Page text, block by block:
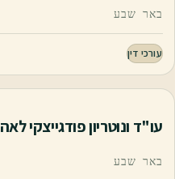
באר שבע
עורכי דין
עו"ד ונוטריון פודגייצקי לאה
באר שבע